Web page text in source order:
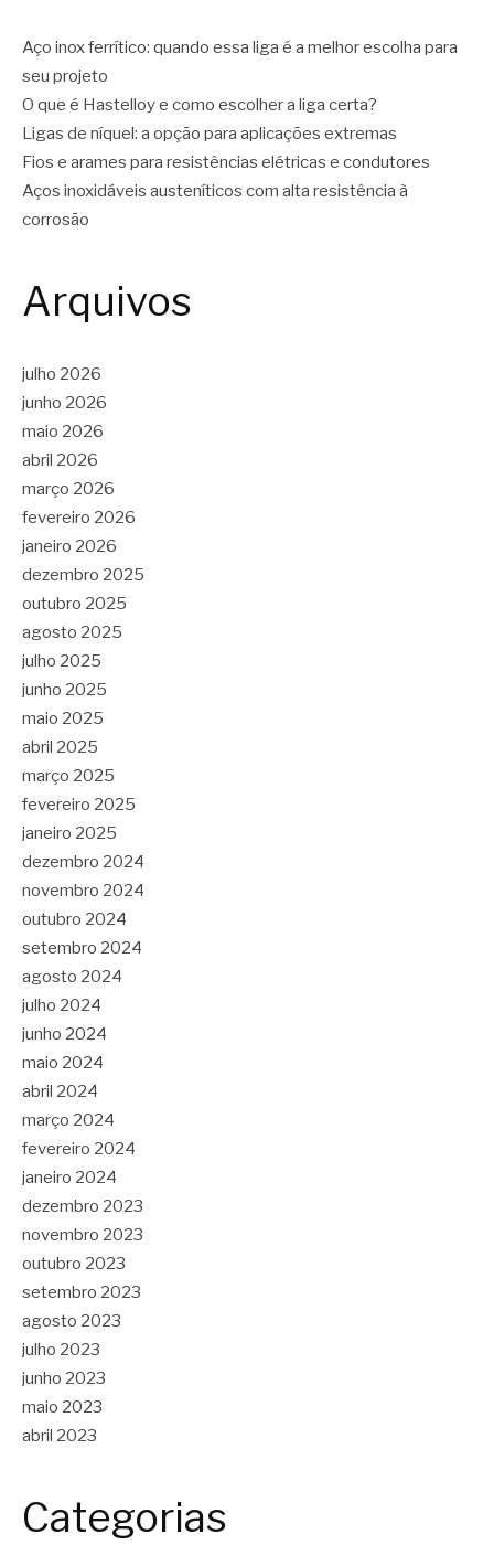
Aço inox ferrítico: quando essa liga é a melhor escolha para
seu projeto
O que é Hastelloy e como escolher a liga certa?
Ligas de níquel: a opção para aplicações extremas
Fios e arames para resistências elétricas e condutores
Aços inoxidáveis austeníticos com alta resistência à
corrosão
Arquivos
julho 2026
junho 2026
maio 2026
abril 2026
março 2026
fevereiro 2026
janeiro 2026
dezembro 2025
outubro 2025
agosto 2025
julho 2025
junho 2025
maio 2025
abril 2025
março 2025
fevereiro 2025
janeiro 2025
dezembro 2024
novembro 2024
outubro 2024
setembro 2024
agosto 2024
julho 2024
junho 2024
maio 2024
abril 2024
março 2024
fevereiro 2024
janeiro 2024
dezembro 2023
novembro 2023
outubro 2023
setembro 2023
agosto 2023
julho 2023
junho 2023
maio 2023
abril 2023
Categorias